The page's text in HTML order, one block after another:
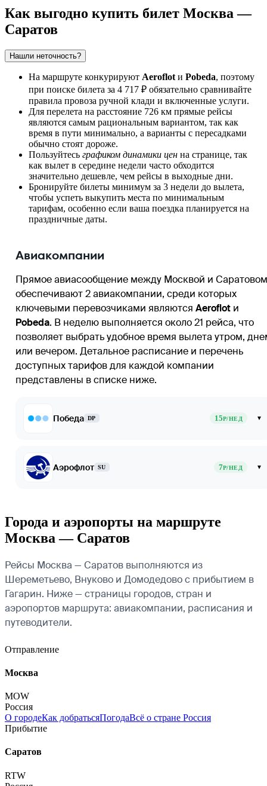
Как выгодно купить билет Москва —
Саратов
Нашли неточность?
На маршруте конкурируют Aeroflot и Pobeda, поэтому
при поиске билета за 4 717 ₽ обязательно сравнивайте
правила провоза ручной клади и включенные услуги.
Для перелета на расстояние 726 км прямые рейсы
являются самым рациональным вариантом, так как
время в пути минимально, а варианты с пересадками
обычно стоят дороже.
Пользуйтесь графиком динамики цен на странице, так
как вылет в середине недели часто обходится
значительно дешевле, чем рейсы в выходные дни.
Бронируйте билеты минимум за 3 недели до вылета,
чтобы успеть выкупить места по минимальным
тарифам, особенно если ваша поездка планируется на
праздничные даты.
Авиакомпании
Прямое авиасообщение между Москвой и Саратовом
обеспечивают 2 авиакомпании, среди которых
ключевыми перевозчиками являются Aeroflot и
Pobeda. В неделю выполняется около 21 рейса, что
позволяет выбрать удобное время вылета утром,
или вечером. Детальное расписание и перечень
доступных тарифов для каждой компании
представлены в списке ниже.
Победа DP 15Р/НЕД ▾
Аэрофлот SU 7Р/НЕД ▾
Города и аэропорты на маршруте
Москва — Саратов
Рейсы Москва — Саратов выполняются из
Шереметьево, Внуково и Домодедово с прибытием в
Гагарин. Ниже — страницы городов, стран и
аэропортов маршрута: авиакомпании, расписания и
путеводители.
Отправление
Москва
MOW
Россия
О городеКак добратьсяПогодаВсё о стране Россия
Прибытие
Саратов
RTW